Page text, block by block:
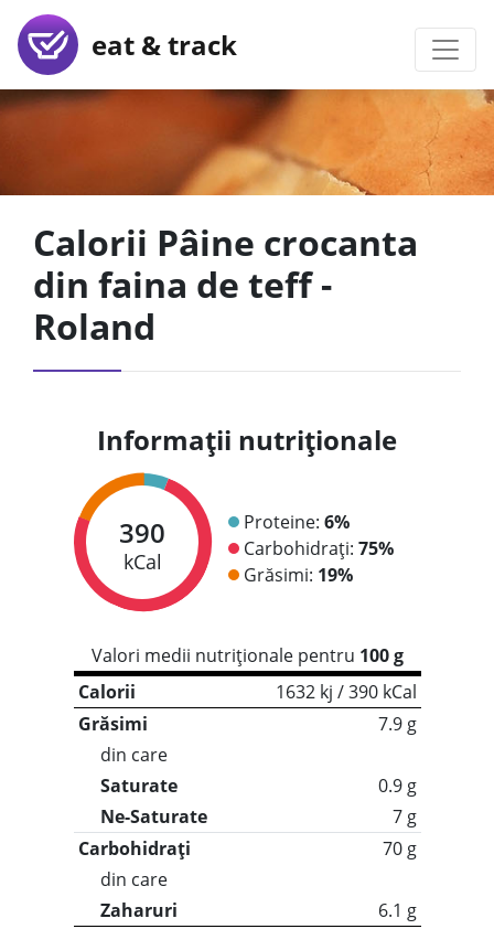
eat & track
Calorii Pâine crocanta
din faina de teff -
Roland
Informații nutriționale
390
kCal
Proteine: 6%
Carbohidrați: 75%
Grăsimi: 19%
Valori medii nutriționale pentru 100 g
Calorii
1632 kj / 390 kCal
Grăsimi
7.9 g
din care
Saturate
0.9 g
Ne-Saturate
7 g
Carbohidrați
70 g
din care
Zaharuri
6.1 g